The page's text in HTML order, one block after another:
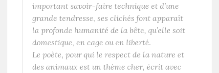
important savoir-faire technique et d’une
grande tendresse, ses clichés font apparaît
la profonde humanité de la bête, qu’elle soit
domestique, en cage ou en liberté.
Le poète, pour qui le respect de la nature et
des animaux est un thème cher, écrit avec